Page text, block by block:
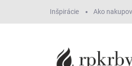
obsah
Inšpirácie Ako